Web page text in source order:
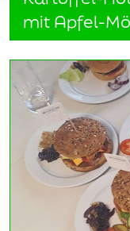
mit Apfel-